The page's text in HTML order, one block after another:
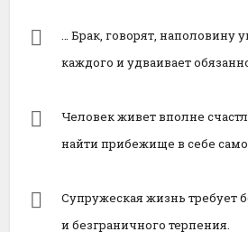
… Брак, говорят, наполовину
каждого и удваивает
Человек живет вполне
найти прибежище в себе
Супружеская жизнь требует
и безграничного терпения.